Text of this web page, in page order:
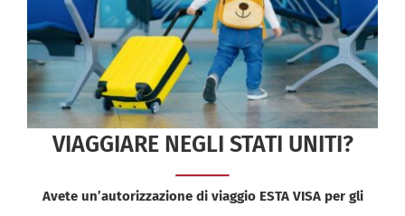
VIAGGIARE NEGLI STATI UNITI?
Avete un’autorizzazione di viaggio ESTA VISA per gli